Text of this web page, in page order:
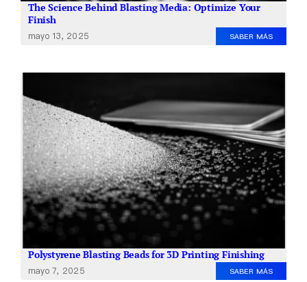
The Science Behind Blasting Media: Optimize Your
Finish
mayo 13, 2025 SABER MÁS
Polystyrene Blasting Beads for 3D Printing Finishing
mayo 7, 2025 SABER MÁS